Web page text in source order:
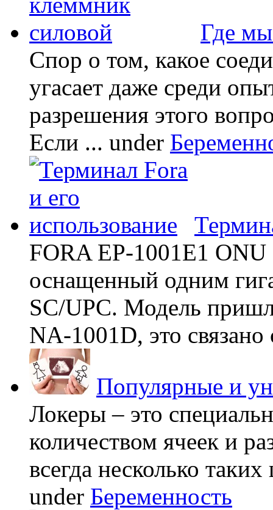
Где
Спор о том, какое
угасает даже среди
разрешения этого
Если ... under
FORA EP-1001E1 ONU
оснащенный одним
SC/UPC. Модель
NA-1001D, это связано
Популярные и
Локеры – это
количеством ячеек и
всегда несколько
under Беременность